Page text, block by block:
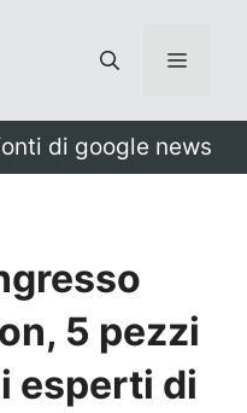
Menu
di google news
5 pezzi
esperti di